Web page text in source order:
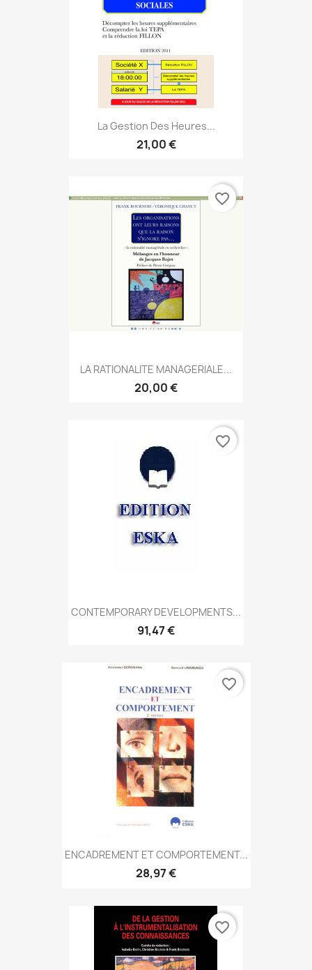
La Gestion Des Heures...
21,00 €
LA RATIONALITE MANAGERIALE...
20,00 €
favorite_border
CONTEMPORARY DEVELOPMENTS...
91,47 €
favorite_border
ENCADREMENT ET COMPORTEMENT...
28,97 €
favorite_border
favorite_border